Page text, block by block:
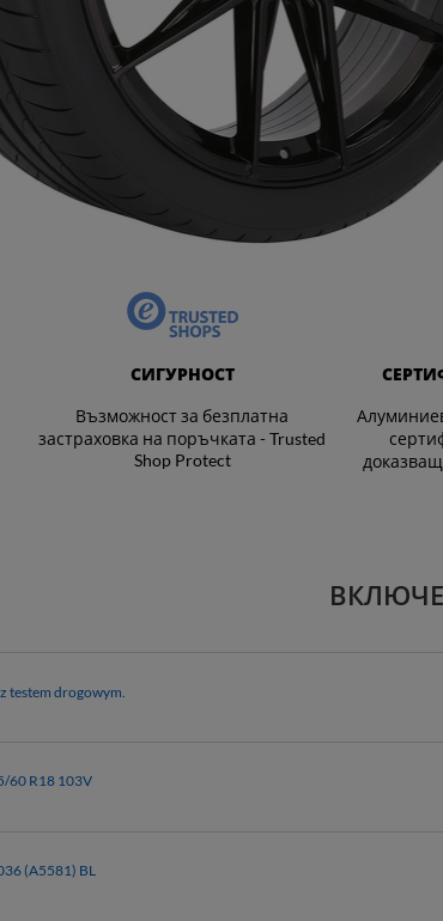
СИГУРНОСТ
Възможност за безплатна
застраховка на поръчката - Trusted
Shop Protect
testem drogowym.
60 R18 103V
(A5581) BL